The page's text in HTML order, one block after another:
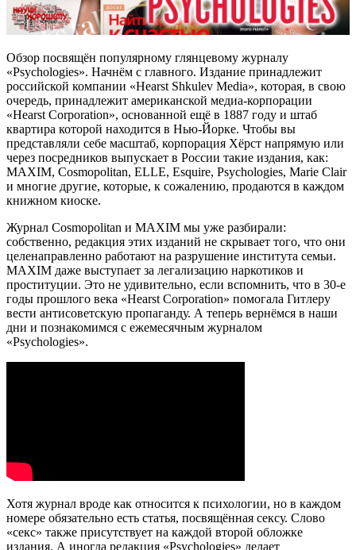
Обзор посвящён популярному глянцевому журналу
«Psychologies». Начнём с главного. Издание принадлежит
российской компании «Hearst Shkulev Media», которая, в свою
очередь, принадлежит американской медиа-корпорации
«Hearst Corporation», основанной ещё в 1887 году и штаб
квартира которой находится в Нью-Йорке. Чтобы вы
представляли себе масштаб, корпорация Хёрст напрямую или
через посредников выпускает в России такие издания, как:
MAXIM, Cosmopolitan, ELLE, Esquire, Psychologies, Marie Clair
и многие другие, которые, к сожалению, продаются в каждом
книжном киоске.
Журнал Cosmopolitan и MAXIM мы уже разбирали:
собственно, редакция этих изданий не скрывает того, что они
целенаправленно работают на разрушение института семьи.
MAXIM даже выступает за легализацию наркотиков и
проституции. Это не удивительно, если вспомнить, что в 30-е
годы прошлого века «Hearst Corporation» помогала Гитлеру
вести антисоветскую пропаганду. А теперь вернёмся в наши
дни и познакомимся с ежемесячным журналом
«Psychologies».
Хотя журнал вроде как относится к психологии, но в каждом
номере обязательно есть статья, посвящённая сексу. Слово
«секс» также присутствует на каждой второй обложке
издания. А иногда редакция «Psychologies» делает